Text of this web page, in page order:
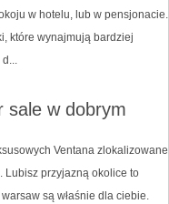
w hotelu, lub w pensjonacie.
które wynajmują bardziej
sale w dobrym
Ventana zlokalizowane
Lubisz przyjazną okolice to
są właśnie dla ciebie.